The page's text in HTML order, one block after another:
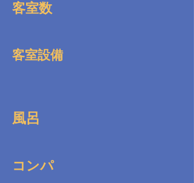
客室数
客室設備
風呂
コンパ